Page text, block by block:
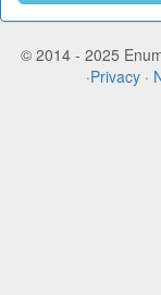
© 2014 - 2025
·Privacy·